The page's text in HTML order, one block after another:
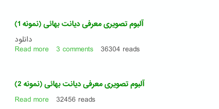
آلبوم تصویری معرفی دیانت بهائی (نمونه 1)
دانلود
Read more about
معرفی
دیانت
بهائی
3 comments 36304 reads
آلبوم تصویری معرفی دیانت بهائی (نمونه 2)
Read more about
32456 reads